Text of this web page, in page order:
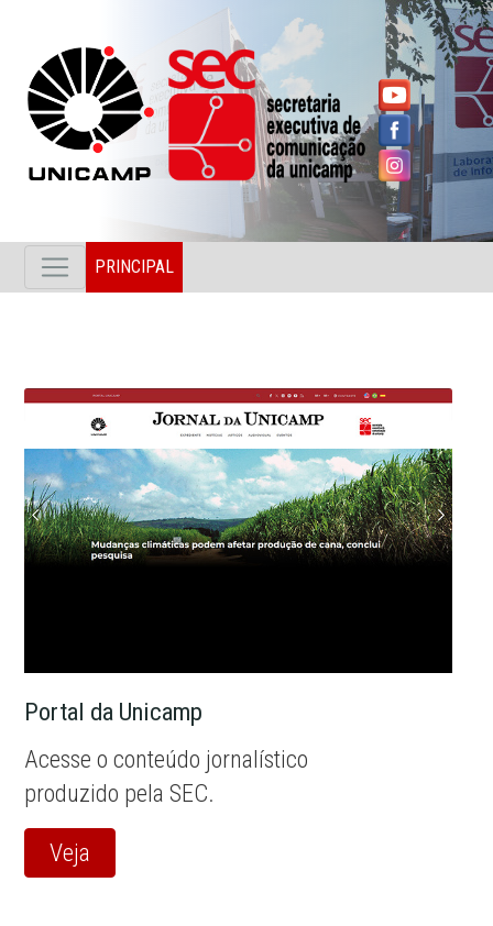
PRINCIPAL
Portal da Unicamp
Acesse o conteúdo jornalístico
produzido pela SEC.
Veja